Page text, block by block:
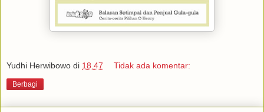
Yudhi Herwibowo di 18.47 Tidak ada komentar:
Berbagi